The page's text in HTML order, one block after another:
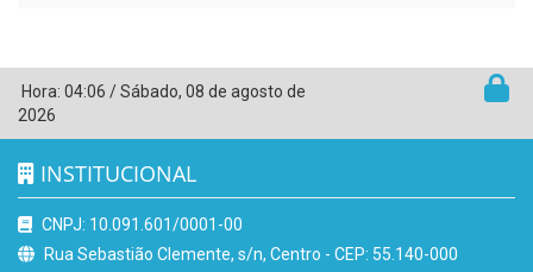
Hora: 04:06 /Sábado, 08 de agosto de
2026
INSTITUCIONAL
CNPJ: 10.091.601/0001-00
Rua Sebastião Clemente, s/n, Centro - CEP: 55.140-000